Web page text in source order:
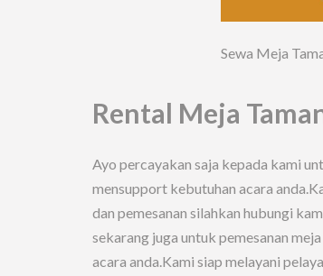
Sewa Meja
Rental Meja
Ayo percayakan saja kepada kami
mensupport kebutuhan acara
dan pemesanan silahkan hubungi
sekarang juga untuk pemesanan
acara anda.Kami siap melayani